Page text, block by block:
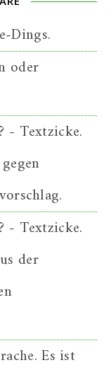
Dings.
oder
- Textzicke.
- Textzicke.
der
Es ist